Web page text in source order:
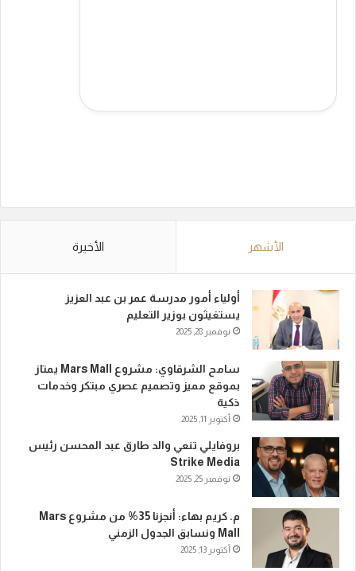
الأشهر الأخيرة
أولياء أمور مدرسة عمر بن عبد العزيز
يستغيثون بوزير التعليم
نوفمبر 28, 2025
سامح الشرقاوي: مشروع Mars Mall يمتاز
بموقع مميز وتصميم عصري مبتكر وخدمات
ذكية
أكتوبر 11, 2025
بروفايلي تنعي والد طارق عبد المحسن رئيس
Strike Media
نوفمبر 25, 2025
م. كريم بهاء: أنجزنا 35% من مشروع Mars
Mall ونسابق الجدول الزمني
أكتوبر 13, 2025